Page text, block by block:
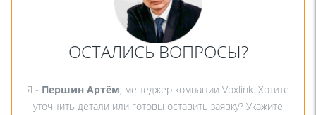
ОСТАЛИСЬ ВОПРОСЫ?
Я - Першин Артём, менеджер компании Voxlink. Хотите
уточнить детали или готовы оставить заявку? Укажите